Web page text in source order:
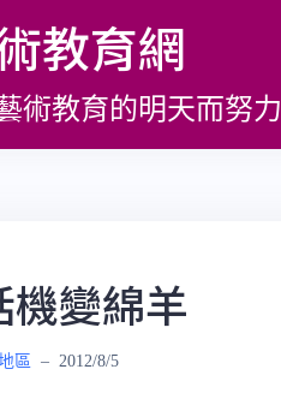
教育網
術教育的明天而努力
機變綿羊
區 – 2012/8/5